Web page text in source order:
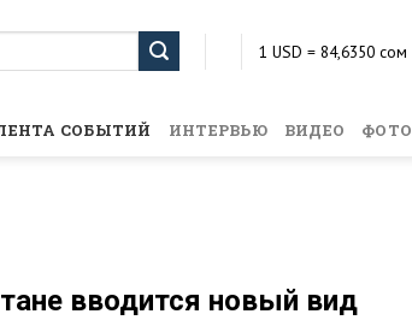
1 USD = 84,6350 сом
1 RUB = 1,1442 сом
СОБЫТИЙ ИНТЕРВЬЮ ВИДЕО ФОТО
вводится новый вид